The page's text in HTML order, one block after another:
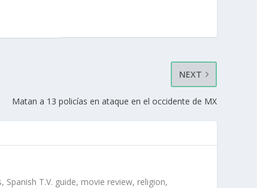
NEXT
Matan a 13 policías en ataque en el occidente de MX
T.V. guide, movie review, religion,